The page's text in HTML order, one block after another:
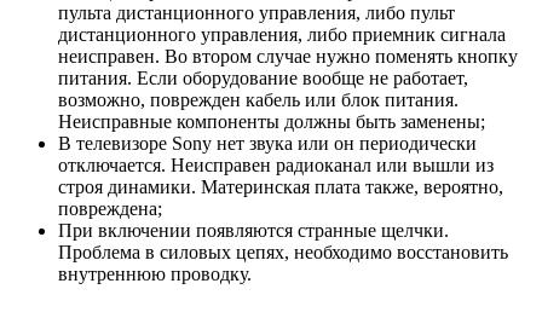
пульта дистанционного управления, либо пульт
дистанционного управления, либо приемник сигнала
неисправен. Во втором случае нужно поменять кнопку
питания. Если оборудование вообще не работает,
возможно, поврежден кабель или блок питания.
Неисправные компоненты должны быть заменены;
В телевизоре Sony нет звука или он периодически
отключается. Неисправен радиоканал или вышли из
строя динамики. Материнская плата также, вероятно,
повреждена;
При включении появляются странные щелчки.
Проблема в силовых цепях, необходимо восстановить
внутреннюю проводку.